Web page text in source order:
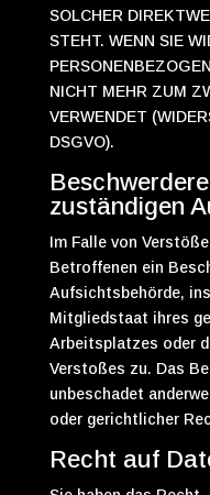
SOLCHER
STEHT. WENN SIE
NICHT MEHR ZUM
VERWENDET
DSGVO).
zuständigen
Im Falle von
Betroffenen ein
Aufsichtsbehörde,
Mitgliedstaat ihres
Arbeitsplatzes oder
Verstoßes zu. Das
unbeschadet
oder gerichtlicher
Recht auf